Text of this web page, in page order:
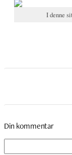
I denne
Din kommentar